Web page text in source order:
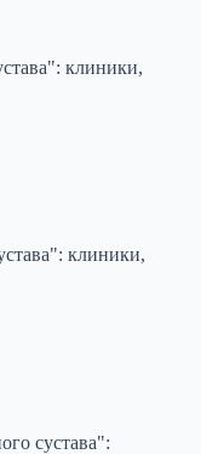
клиники,
клиники,
сустава":